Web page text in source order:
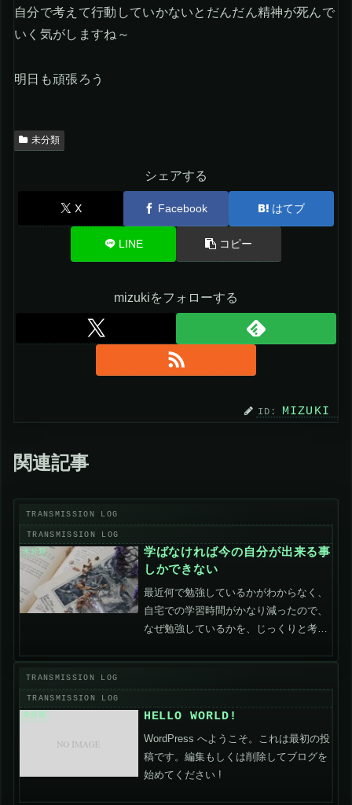
自分で考えて行動していかないとだんだん精神が死んで
いく気がしますね～
明日も頑張ろう
未分類
シェアする
X Facebook はてブ
LINE コピー
mizukiをフォローする
MIZUKI
関連記事
未分類
学ばなければ今の自分が出来る事
しかできない
最近何で勉強しているかがわからなく、
自宅での学習時間がかなり減ったので、
なぜ勉強しているかを、じっくりと考え
今の自分が出来る事しかできない」、そ
未分類 HELLO WORLD!
WordPress へようこそ。これは最初の投
稿です。編集もしくは削除してブログを
始めてください !